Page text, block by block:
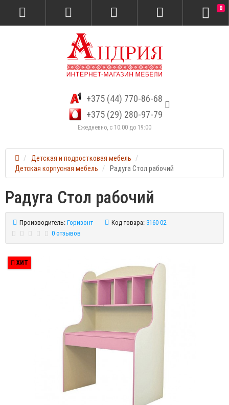
+375 (44) 770-86-68
+375 (29) 280-97-79
Ежедневно, с 10:00 до 19:00
0
Детская и подростковая мебель
Детская корпусная мебель
Радуга Стол рабочий
Радуга Стол рабочий
Производитель: Горизонт Код товара: 3160-02
0 отзывов
ХИТ